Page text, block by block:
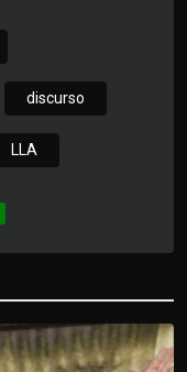
discurso
LLA